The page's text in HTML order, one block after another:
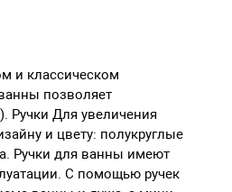
и классическом
позволяет
Ручки Для увеличения
и цвету: полукруглые
Ручки для ванны имеют
С помощью ручек